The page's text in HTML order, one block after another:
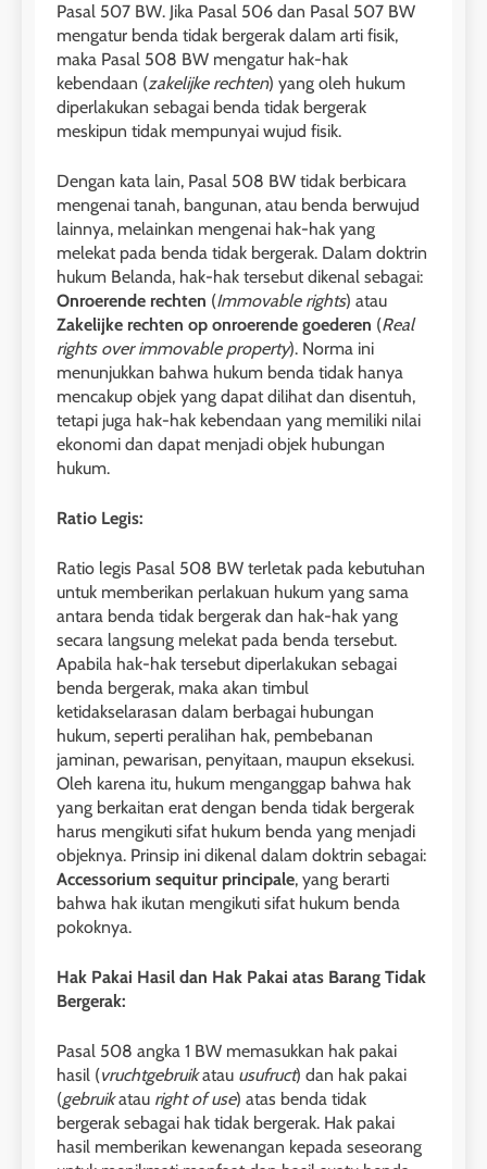
Pasal 507 BW. Jika Pasal 506 dan Pasal 507 BW
mengatur benda tidak bergerak dalam arti fisik,
maka Pasal 508 BW mengatur hak-hak
kebendaan (zakelijke rechten) yang oleh hukum
diperlakukan sebagai benda tidak bergerak
meskipun tidak mempunyai wujud fisik.
Dengan kata lain, Pasal 508 BW tidak berbicara
mengenai tanah, bangunan, atau benda berwujud
lainnya, melainkan mengenai hak-hak yang
melekat pada benda tidak bergerak. Dalam doktrin
hukum Belanda, hak-hak tersebut dikenal sebagai:
Onroerende rechten (Immovable rights) atau
Zakelijke rechten op onroerende goederen (Real
rights over immovable property). Norma ini
menunjukkan bahwa hukum benda tidak hanya
mencakup objek yang dapat dilihat dan disentuh,
tetapi juga hak-hak kebendaan yang memiliki nilai
ekonomi dan dapat menjadi objek hubungan
hukum.
Ratio Legis:
Ratio legis Pasal 508 BW terletak pada kebutuhan
untuk memberikan perlakuan hukum yang sama
antara benda tidak bergerak dan hak-hak yang
secara langsung melekat pada benda tersebut.
Apabila hak-hak tersebut diperlakukan sebagai
benda bergerak, maka akan timbul
ketidakselarasan dalam berbagai hubungan
hukum, seperti peralihan hak, pembebanan
jaminan, pewarisan, penyitaan, maupun eksekusi.
Oleh karena itu, hukum menganggap bahwa hak
yang berkaitan erat dengan benda tidak bergerak
harus mengikuti sifat hukum benda yang menjadi
objeknya. Prinsip ini dikenal dalam doktrin sebagai:
Accessorium sequitur principale, yang berarti
bahwa hak ikutan mengikuti sifat hukum benda
pokoknya.
Hak Pakai Hasil dan Hak Pakai atas Barang Tidak
Bergerak:
Pasal 508 angka 1 BW memasukkan hak pakai
hasil (vruchtgebruikatau usufruct) dan hak pakai
(gebruikatau right of use) atas benda tidak
bergerak sebagai hak tidak bergerak. Hak pakai
hasil memberikan kewenangan kepada seseorang